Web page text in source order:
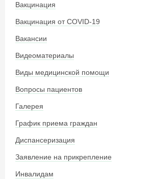
Вакцинация
Вакцинация от COVID-19
Вакансии
Видеоматериалы
Виды медицинской помощи
Вопросы пациентов
Галерея
График приема граждан
Диспансеризация
Заявление на прикрепление
Инвалидам